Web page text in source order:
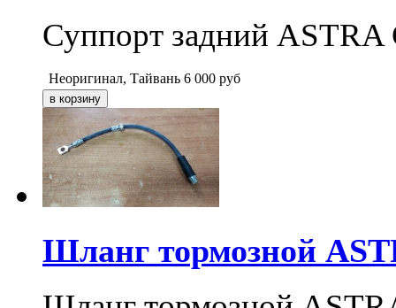
Суппорт задний ASTRA
Неоригинал, Тайвань 6 000 руб
Шланг тормозной